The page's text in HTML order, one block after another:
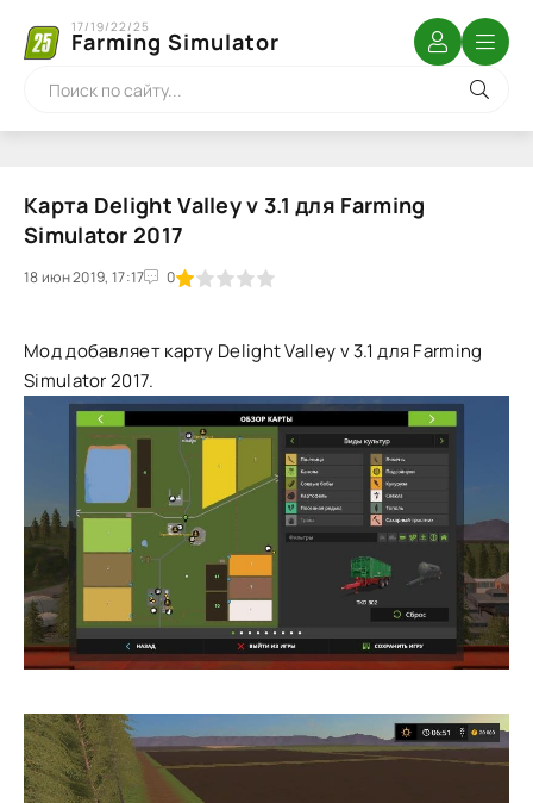
Farming Simulator
17/19/22/25
Карта Delight Valley v 3.1 для Farming
Simulator 2017
18 июн 2019, 17:17 0
1 2 3 4 5
Мод добавляет карту Delight Valley v 3.1 для Farming
Simulator 2017.